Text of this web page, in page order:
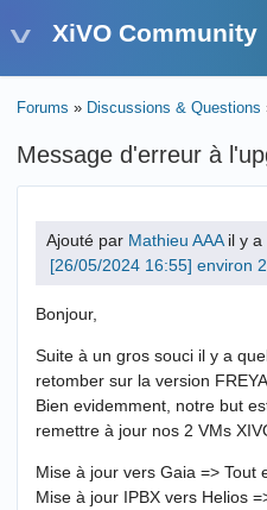
XiVO Community
Forums » Discussions & Questions
Message d'erreur à
Ajouté par Mathieu AAAil y a
environ
Bonjour,
Suite à un gros souci il y a
retomber sur la version
Bien evidemment, notre but
remettre à jour nos 2 VMs
Mise à jour vers Gaia => Tout
Mise à jour IPBX vers Helios